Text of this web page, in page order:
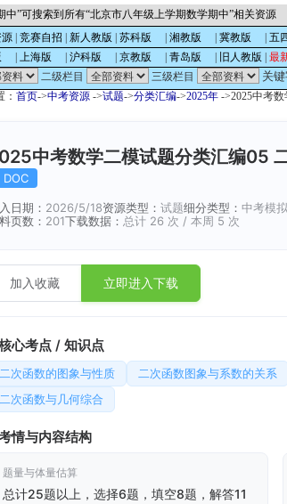
”可搜索到所有“北京市八年级上学期数学期中”相关资源
竞赛自招 新人教版 苏科版 湘教版 冀教版 五
上海版 沪科版 京教版 青岛版 旧人教版 最
二级栏目 三级栏目 关
首页->中考资源 ->试题->分类汇编->2025年 ->2025中考
中考数学二模试题分类汇编05
DOC
日期： 2026/5/18资源类型：试题细分类型：中考模
页数： 201下载数据： 总计 26 次 / 本周 5 次
加入收藏 立即进入下载
心考点 / 知识点
二次函数的图象与性质 二次函数图象与系数的关系
二次函数与几何综合
情与内容结构
题量与体量估算
总计25题以上，选择6题，填空8题，解答11